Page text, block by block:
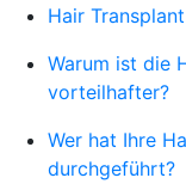
Hair
Warum ist die
vorteilhafter?
Wer hat Ihre
durchgeführt?